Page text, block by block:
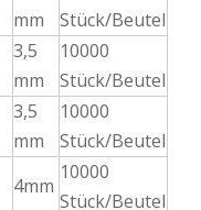
mm
Stück/Beutel
3,5
mm
10000
Stück/Beutel
3,5
mm
10000
Stück/Beutel
4mm
10000
Stück/Beutel